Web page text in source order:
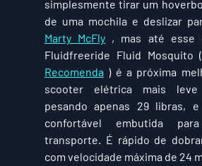
simplesmente tirar um
Marty McFly , mas até esse
Fluidfreeride Fluid
Recomenda ) é a próxima
scooter elétrica mais
pesando apenas 29 libras,
confortável embutida
transporte. É rápido de
com velocidade máxima de 24